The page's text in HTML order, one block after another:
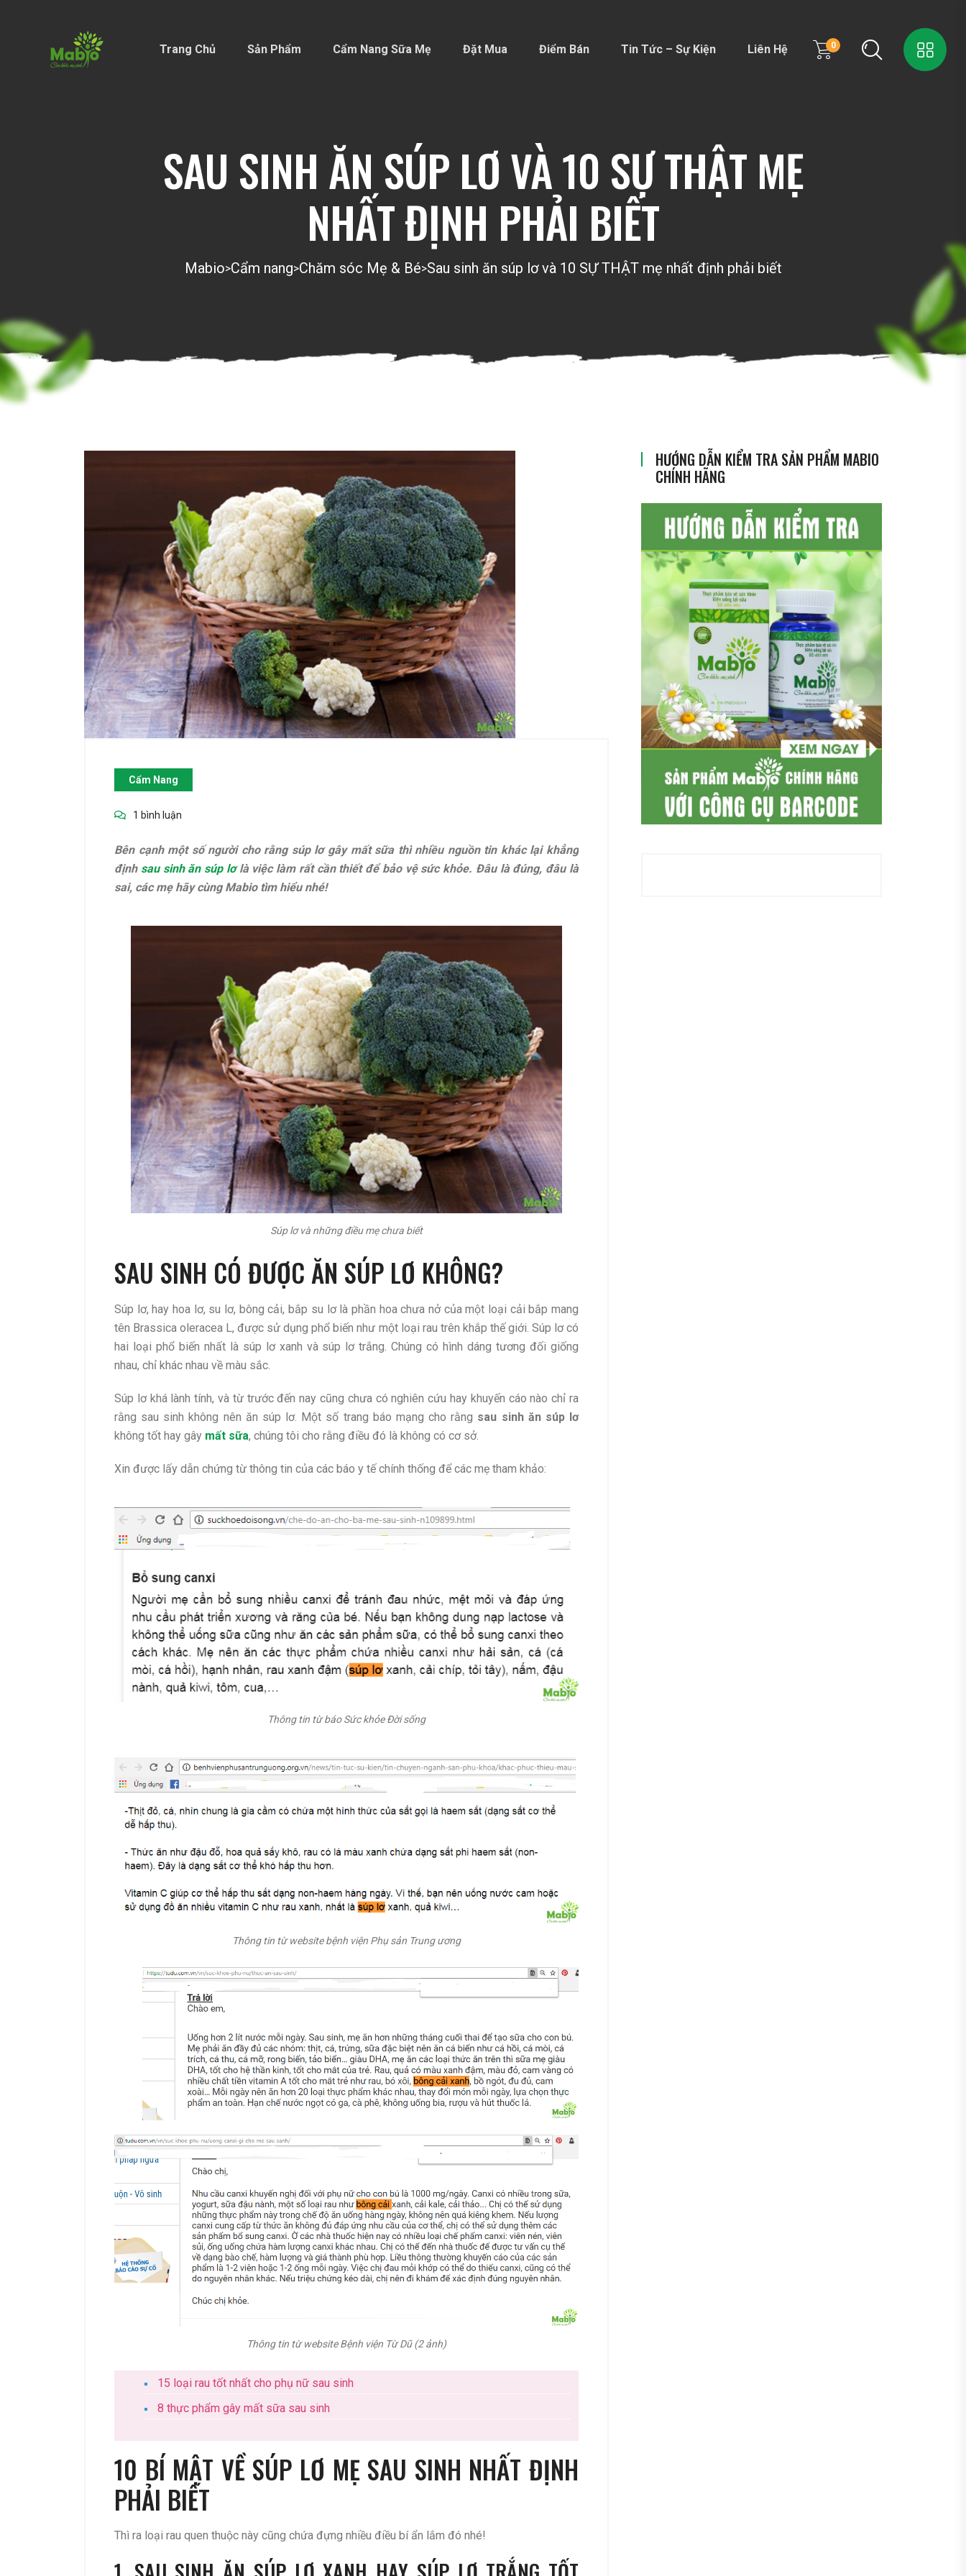
Trang Chủ Sản Phẩm Cẩm Nang Sữa Mẹ Đặt Mua Điểm Bán Tin Tức – Sự Kiện Liên Hệ 0
SAU SINH ĂN SÚP LƠ VÀ 10 SỰ THẬT MẸ
NHẤT ĐỊNH PHẢI BIẾT
Mabio>Cẩm nang>Chăm sóc Mẹ & Bé>Sau sinh ăn súp lơ và 10 SỰ THẬT mẹ nhất định phải biết
Cẩm Nang
1 bình luận
Bên cạnh một số người cho rằng súp lơ gây mất sữa thì nhiều nguồn tin khác lại khẳng
định sau sinh ăn súp lơlà việc làm rất cần thiết để bảo vệ sức khỏe. Đâu là đúng, đâu là
sai, các mẹ hãy cùng Mabio tìm hiểu nhé!
Súp lơ và những điều mẹ chưa biết
SAU SINH CÓ ĐƯỢC ĂN SÚP LƠ KHÔNG?
Súp lơ, hay hoa lơ, su lơ, bông cải, bắp su lơ là phần hoa chưa nở của một loại cải bắp mang
tên Brassica oleracea L, được sử dụng phổ biến như một loại rau trên khắp thế giới. Súp lơ có
hai loại phổ biến nhất là súp lơ xanh và súp lơ trắng. Chúng có hình dáng tương đối giống
nhau, chỉ khác nhau về màu sắc.
Súp lơ khá lành tính, và từ trước đến nay cũng chưa có nghiên cứu hay khuyến cáo nào chỉ ra
rằng sau sinh không nên ăn súp lơ. Một số trang báo mạng cho rằng sau sinh ăn súp lơ
không tốt hay gây mất sữa, chúng tôi cho rằng điều đó là không có cơ sở.
Xin được lấy dẫn chứng từ thông tin của các báo y tế chính thống để các mẹ tham khảo:
Thông tin từ báo Sức khỏe Đời sống
Thông tin từ website bệnh viện Phụ sản Trung ương
Thông tin từ website Bệnh viện Từ Dũ (2 ảnh)
15 loại rau tốt nhất cho phụ nữ sau sinh
8 thực phẩm gây mất sữa sau sinh
10 BÍ MẬT VỀ SÚP LƠ MẸ SAU SINH NHẤT ĐỊNH
PHẢI BIẾT
Thì ra loại rau quen thuộc này cũng chứa đựng nhiều điều bí ẩn lắm đó nhé!
HƯỚNG DẪN KIỂM TRA SẢN PHẨM MABIO
CHÍNH HÃNG